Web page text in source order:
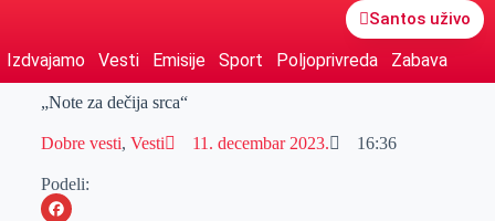
Santos uživo
Izdvajamo Vesti Emisije Sport Poljoprivreda Zabava
„Note za dečija srca“
Dobre vesti, Vesti 11. decembar 2023. 16:36
Podeli: